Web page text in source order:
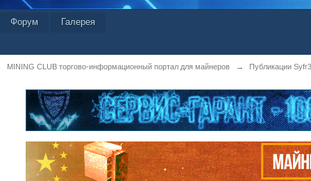
Форум Галерея
MINING CLUB торгово-информационный портал для майнеров → Публикации